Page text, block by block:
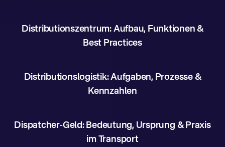
Distributionszentrum: Aufbau, Funktionen &
Best Practices
Distributionslogistik: Aufgaben, Prozesse &
Kennzahlen
Dispatcher-Geld: Bedeutung, Ursprung & Praxis
im Transport